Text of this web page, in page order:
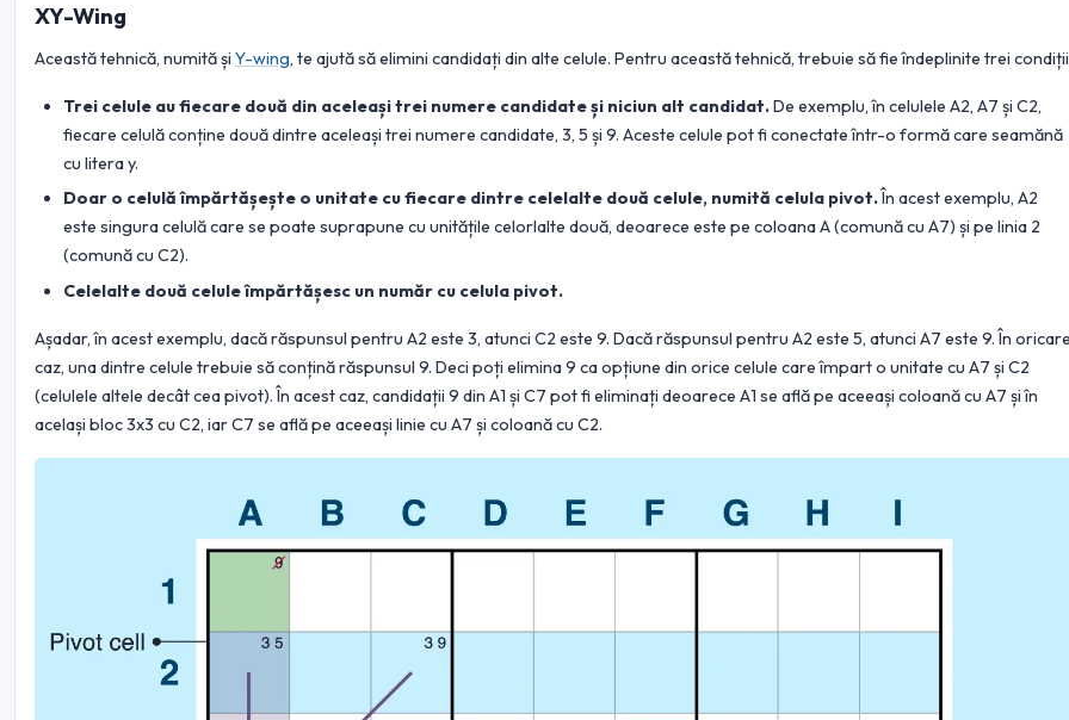
XY-Wing
Această tehnică, numită și Y-wing, te ajută să elimini candidați din alte celule. Pentru această tehnică, trebuie să fie îndeplinite trei
Trei celule au fiecare două din aceleași trei numere candidate și niciun alt candidat.De exemplu, în celulele A2, A7 și C2,
fiecare celulă conține două dintre aceleași trei numere candidate, 3, 5 și 9. Aceste celule pot fi conectate într-o formă care seamănă
cu litera y.
Doar o celulă împărtășește o unitate cu fiecare dintre celelalte două celule, numită celula pivot.În acest exemplu, A2
este singura celulă care se poate suprapune cu unitățile celorlalte două, deoarece este pe coloana A (comună cu A7) și pe linia 2
(comună cu C2).
Celelalte două celule împărtășesc un număr cu celula pivot.
Așadar, în acest exemplu, dacă răspunsul pentru A2 este 3, atunci C2 este 9. Dacă răspunsul pentru A2 este 5, atunci A7 este 9. În
caz, una dintre celule trebuie să conțină răspunsul 9. Deci poți elimina 9 ca opțiune din orice celule care împart o unitate cu A7 și C2
(celulele altele decât cea pivot). În acest caz, candidații 9 din A1 și C7 pot fi eliminați deoarece A1 se află pe aceeași coloană cu A7 și în
același bloc 3x3 cu C2, iar C7 se află pe aceeași linie cu A7 și coloană cu C2.